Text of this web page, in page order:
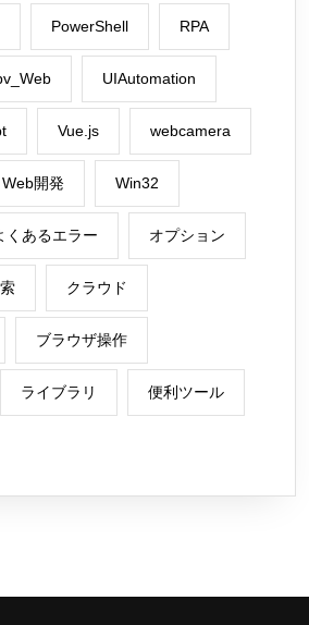
PowerShell RPA
UIAutomation
Vue.js webcamera
Web開発 Win32
くあるエラー オプション
クラウド
ブラウザ操作
ライブラリ 便利ツール